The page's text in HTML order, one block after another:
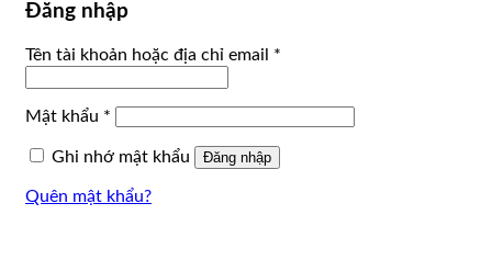
Đăng nhập
Tên tài khoản hoặc địa chỉ email *
Mật khẩu *
Ghi nhớ mật khẩu
Đăng nhập
Quên mật khẩu?